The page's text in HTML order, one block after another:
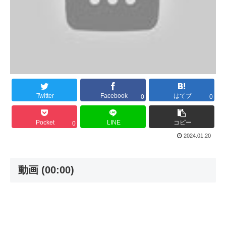
Twitter Facebook 0 はてブ 0
Pocket 0 LINE コピー
2024.01.20
動画 (00:00)